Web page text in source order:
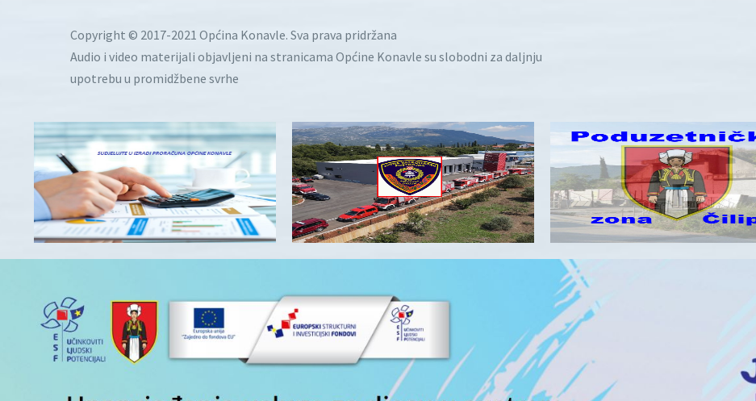
Copyright © 2017-2021 Općina Konavle. Sva prava pridržana
Audio i video materijali objavljeni na stranicama Općine Konavle su slobodni za daljnju
upotrebu u promidžbene svrhe